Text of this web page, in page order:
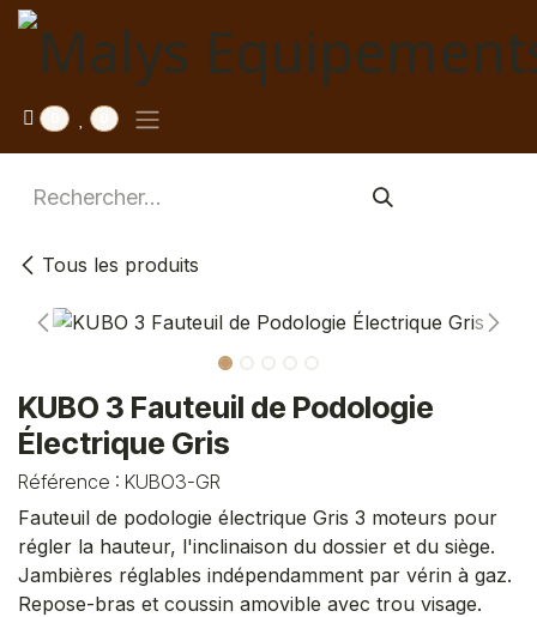
Se rendre au contenu
Tous les produits
KUBO 3 Fauteuil de Podologie
Électrique Gris
Référence : KUBO3-GR
Fauteuil de podologie électrique Gris 3 moteurs pour
régler la hauteur, l'inclinaison du dossier et du siège.
Jambières réglables indépendamment par vérin à gaz.
Repose-bras et coussin amovible avec trou visage.